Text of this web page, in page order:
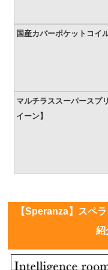
【Speranza】スペ
紹